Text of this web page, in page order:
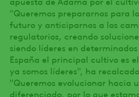
"Queremos prepararnos para
futuro y anticiparnos a los
regulatorios, creando
siendo líderes en
España el principal cultivo es
ya somos líderes", ha
"Queremos evolucionar hacia
diferenciado, por lo que